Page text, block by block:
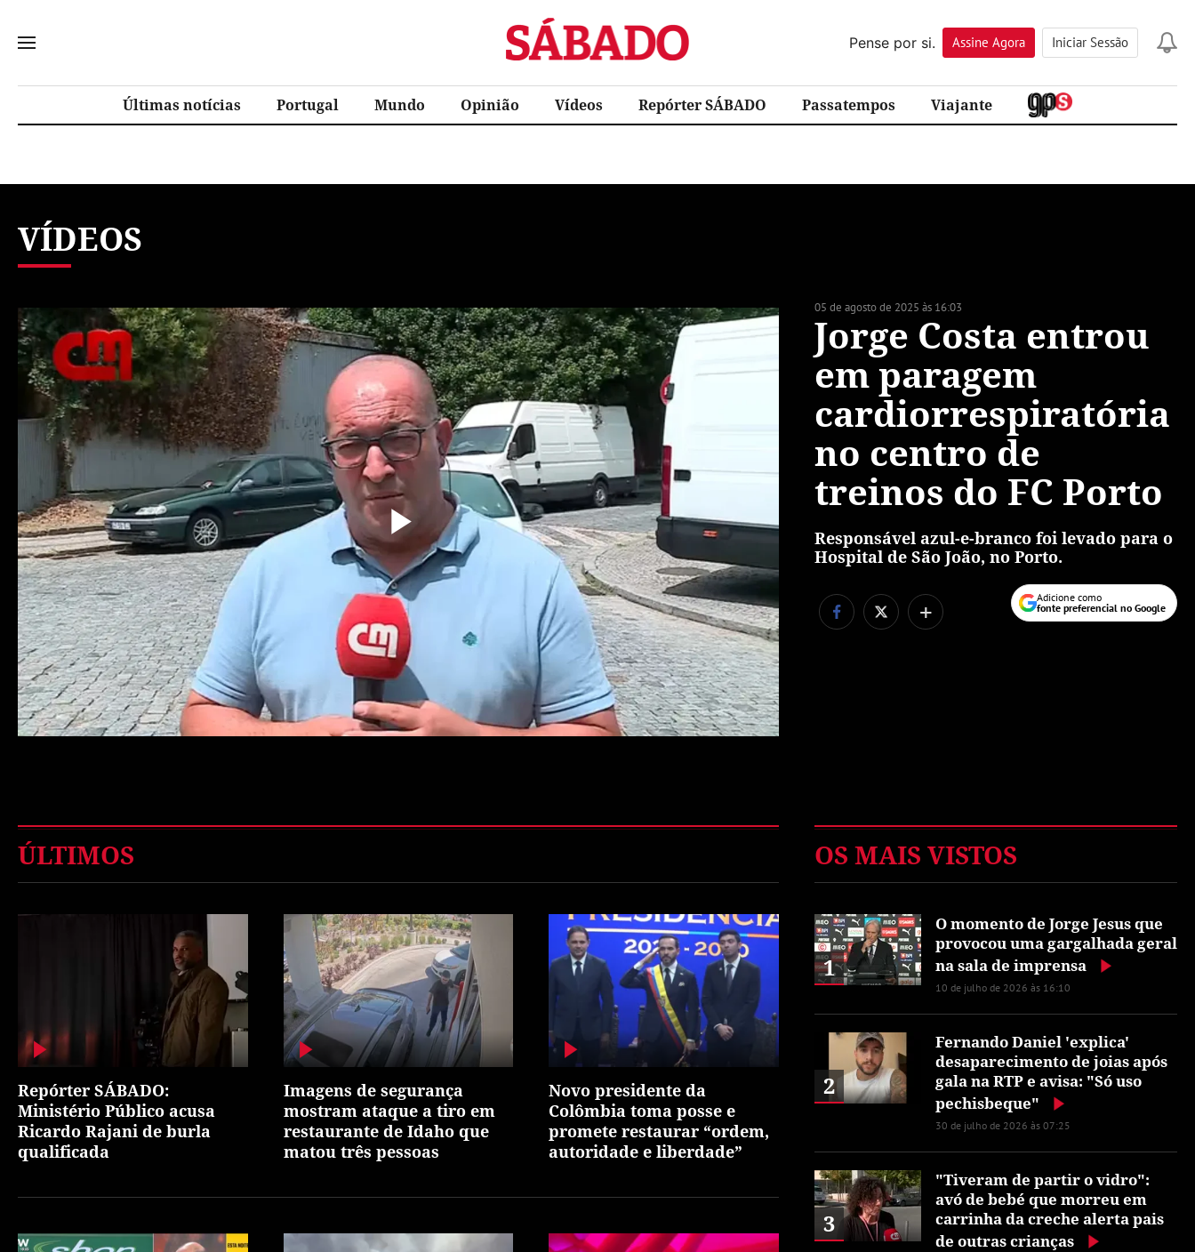
Sábado
Pense por si.
Assine Agora Iniciar Sessão
Últimas notícias Portugal Mundo Opinião Vídeos Repórter SÁBADO Passatempos Viajante
VÍDEOS
Reproduzir
Vídeo
05 de agosto de 2025 às 16:03
Jorge Costa entrou
em paragem
cardiorrespiratória
no centro de
treinos do FC Porto
Responsável azul-e-branco foi levado para o
Hospital de São João, no Porto.
+
Adicione como
fonte preferencial no Google
ÚLTIMOS
Repórter SÁBADO:
Ministério Público acusa
Ricardo Rajani de burla
qualificada
Imagens de segurança
mostram ataque a tiro em
restaurante de Idaho que
matou três pessoas
Novo presidente da
Colômbia toma posse e
promete restaurar “ordem,
autoridade e liberdade”
OS MAIS VISTOS
1
O momento de Jorge Jesus que
provocou uma gargalhada geral
na sala de imprensa
10 de julho de 2026 às 16:10
2
Fernando Daniel 'explica'
desaparecimento de joias após
gala na RTP e avisa: "Só uso
pechisbeque"
30 de julho de 2026 às 07:25
3
"Tiveram de partir o vidro":
avó de bebé que morreu em
carrinha da creche alerta pais
de outras crianças